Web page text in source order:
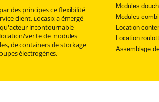
des principes de flexibilité
client, Locasix a émergé
incontournable
vente de modules
de containers de stockage
électrogènes.
Modules
Modules
Location
Location
Assemblage